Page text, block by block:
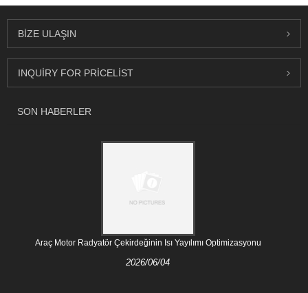
BIZE ULAŞIN
INQUIRY FOR PRICELIST
SON HABERLER
Araç Motor Radyatör Çekirdeğinin Isı Yayılımı Optimizasyonu
2026/06/04